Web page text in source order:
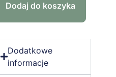
Dodaj do koszyka
Dodatkowe
informacje